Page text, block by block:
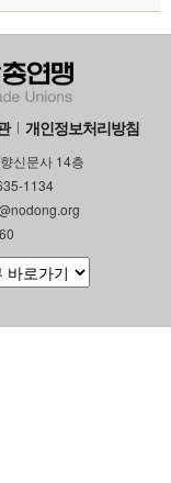
개인정보처리방침
신문사 14층
1134